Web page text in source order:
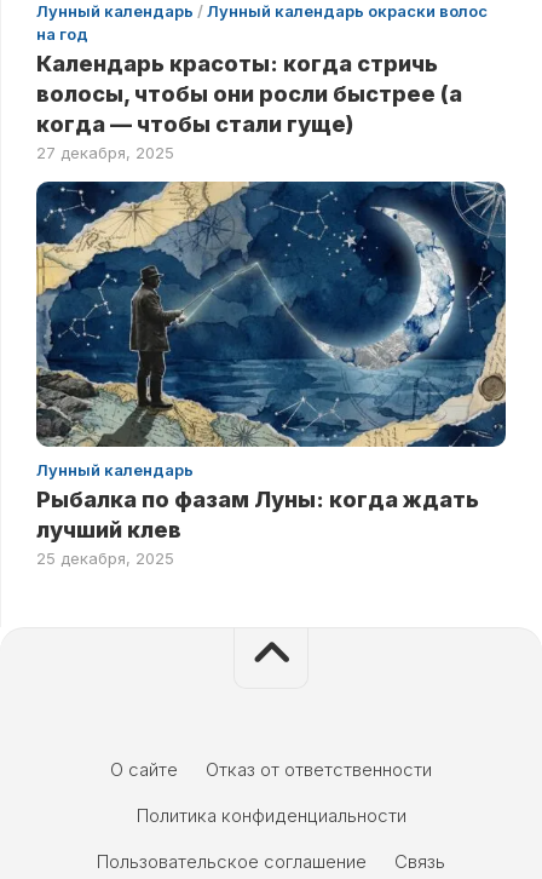
Лунный календарь /Лунный календарь окраски волос
на год
Календарь красоты: когда стричь
волосы, чтобы они росли быстрее (а
когда — чтобы стали гуще)
27 декабря, 2025
Лунный календарь
Рыбалка по фазам Луны: когда ждать
лучший клев
25 декабря, 2025
О сайте
Отказ от ответственности
Политика конфиденциальности
Пользовательское соглашение
Связь